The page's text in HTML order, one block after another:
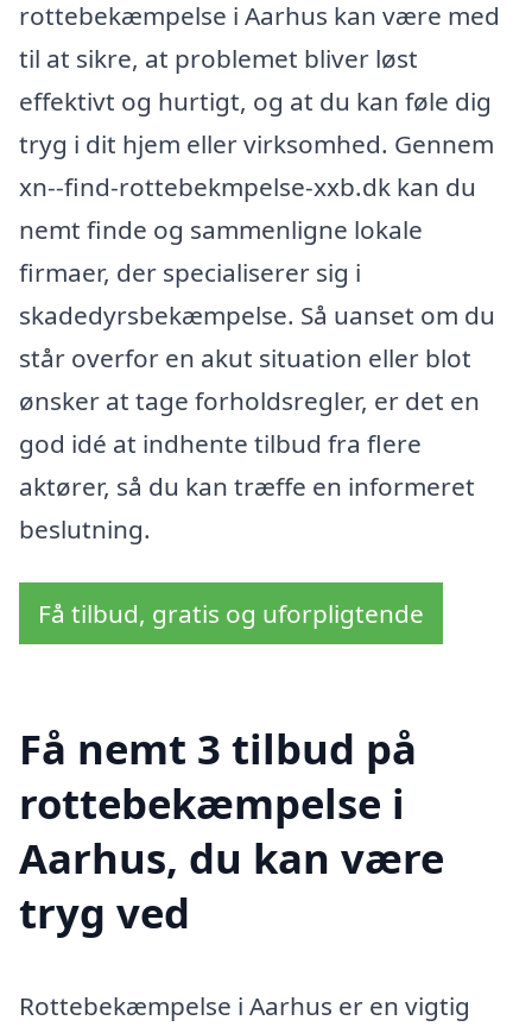
rottebekæmpelse i Aarhus kan være med
til at sikre, at problemet bliver løst
effektivt og hurtigt, og at du kan føle dig
tryg i dit hjem eller virksomhed. Gennem
xn--find-rottebekmpelse-xxb.dk kan du
nemt finde og sammenligne lokale
firmaer, der specialiserer sig i
skadedyrsbekæmpelse. Så uanset om du
står overfor en akut situation eller blot
ønsker at tage forholdsregler, er det en
god idé at indhente tilbud fra flere
aktører, så du kan træffe en informeret
beslutning.
Få tilbud, gratis og uforpligtende
Få nemt 3 tilbud på
rottebekæmpelse i
Aarhus, du kan være
tryg ved
Rottebekæmpelse i Aarhus er en vigtig